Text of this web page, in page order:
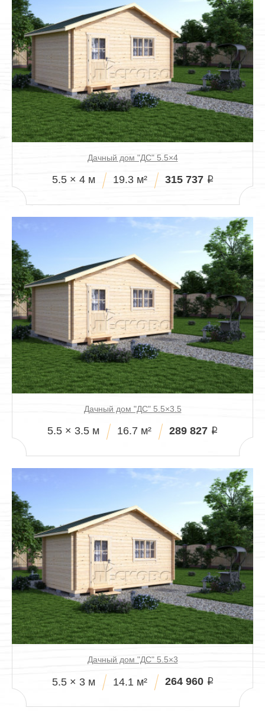
Дачный дом "ДС" 5.5×4
5.5 × 4 м 19.3 м² 315 737 i
Дачный дом "ДС" 5.5×3.5
5.5 × 3.5 м 16.7 м² 289 827 i
Дачный дом "ДС" 5.5×3
5.5 × 3 м 14.1 м² 264 960 i